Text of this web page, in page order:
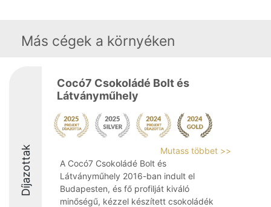
Más cégek a környéken
Díjazottak
Cocó7 Csokoládé Bolt és
Látványműhely
Mutass többet >>
A Cocó7 Csokoládé Bolt és
Látványműhely 2016-ban indult el
Budapesten, és fő profilját kiváló
minőségű, kézzel készített csokoládék